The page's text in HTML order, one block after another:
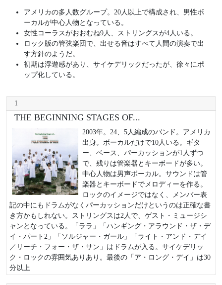
アメリカの多人数グループ。20人以上で構成され、男性ボ
ーカルが中心人物となっている。
女性コーラスがおおむね9人、ストリングスが4人いる。
ロック版の管弦楽団で、出せる音はすべて人間の演奏で出
す方針のようだ。
初期は浮遊感があり、サイケデリックだったが、徐々にポ
ップ化している。
1
THE BEGINNING STAGES OF...
2003年。24、5人編成のバンド。アメリカ
出身。ボーカルだけで10人いる。ギタ
ー、ベース、パーカッションが1人ずつ
で、残りは管楽器とキーボードが多い。
中心人物は男声ボーカル。サウンドは管
楽器とキーボードでメロディーを作る。
ロックのイメージではなく、メンバー表
記の中にもドラムがなくパーカッションだけというのは正確な書
き方かもしれない。ストリングスは2人で、ゲスト・ミュージシ
ャンとなっている。「ララ」「ハンギング・アラウンド・ザ・デ
イ・パート2」「ソルジャー・ガール」「ライト・アンド・デイ
／リーチ・フォー・ザ・サン」はドラムが入る。サイケデリッ
ク・ロックの雰囲気ありあり。最後の「ア・ロング・デイ」は30
分以上